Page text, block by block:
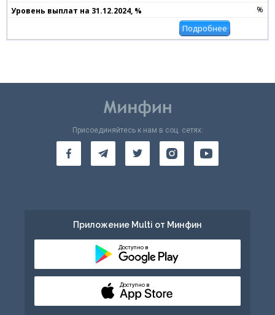
%
Подробнее
Присоединяйтесь к нам в соц. сетях:
Приложение Multi от Минфин
Доступно в
Доступно в